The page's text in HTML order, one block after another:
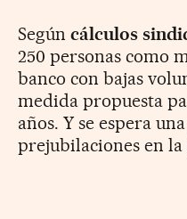
Según cálculos
250 personas como
banco con bajas
medida propuesta
años. Y se espera
prejubilaciones en